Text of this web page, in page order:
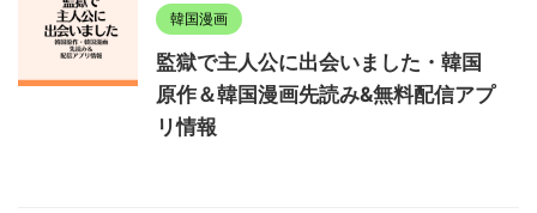
韓国漫画
監獄で主人公に出会いました・韓国
原作＆韓国漫画先読み&無料配信アプ
リ情報